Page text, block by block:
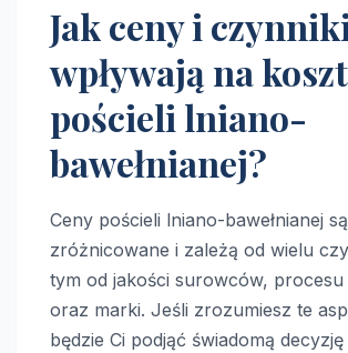
Jak ceny i
wpływają na koszt
pościeli lniano-
bawełnianej?
Ceny pościeli lniano-bawełnianej są
zróżnicowane i zależą od wielu
tym od jakości surowców,
oraz marki. Jeśli zrozumiesz te
będzie Ci podjąć świadomą